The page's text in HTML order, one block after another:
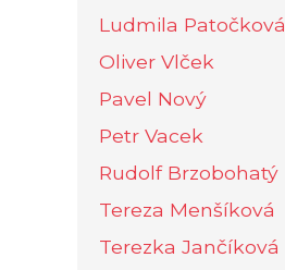
Ludmila Patočková
Oliver Vlček
Pavel Nový
Petr Vacek
Rudolf Brzobohatý
Tereza Menšíková
Terezka Jančíková